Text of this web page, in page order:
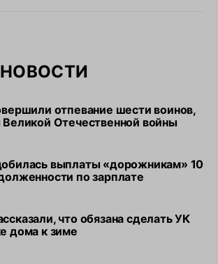
отпевание шести воинов,
Отечественной войны
выплаты «дорожникам» 10
по зарплате
что обязана сделать УК
дома к зиме